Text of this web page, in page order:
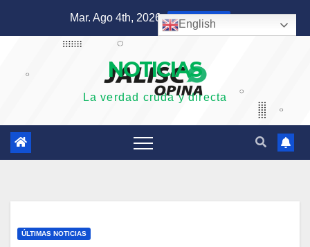
Mar. Ago 4th, 2026 10:59:57 PM
NOTICIAS
La verdad cruda y directa
ÚLTIMAS NOTICIAS
English